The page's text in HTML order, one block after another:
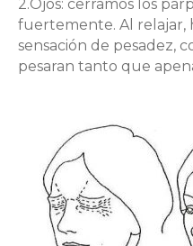
2.Ojos: cerramos los
fuertemente. Al relajar,
sensación de pesadez,
pesaran tanto que